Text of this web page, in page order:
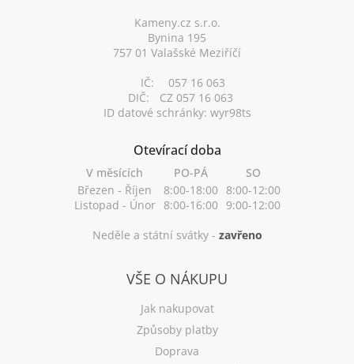
Kameny.cz s.r.o.
Bynina 195
757 01 Valašské Meziříčí
IČ:
057 16 063
DIČ:
CZ 057 16 063
ID datové schránky: wyr98ts
Otevírací doba
V měsících PO-PÁ
SO
Březen - Říjen
8:00-18:00 8:00-12:00
Listopad - Únor 8:00-16:00 9:00-12:00
Neděle a státní svátky - zavřeno
VŠE O NÁKUPU
Jak nakupovat
Způsoby platby
Doprava